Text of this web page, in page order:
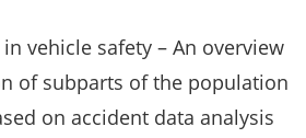
vehicle safety – An overview
of subparts of the population
on accident data analysis